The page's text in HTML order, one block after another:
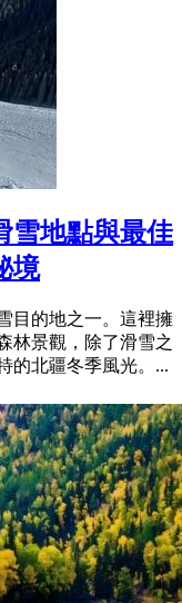
雪地點與最佳
境
目的地之一。這裡擁
林景觀，除了滑雪之
的北疆冬季風光。...